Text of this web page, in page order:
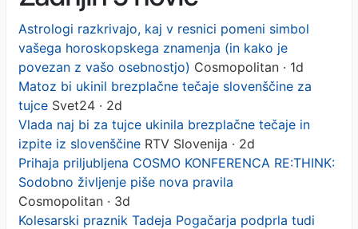
Astrologi razkrivajo, kaj v resnici pomeni simbol
vašega horoskopskega znamenja (in kako je
povezan z vašo osebnostjo) Cosmopolitan · 1d
Matoz bi ukinil brezplačne tečaje slovenščine za
tujce Svet24 · 2d
Vlada naj bi za tujce ukinila brezplačne tečaje in
izpite iz slovenščine RTV Slovenija · 2d
Prihaja priljubljena COSMO KONFERENCA RE:THINK:
Sodobno življenje piše nova pravila
Cosmopolitan · 3d
Kolesarski praznik Tadeja Pogačarja podprla tudi